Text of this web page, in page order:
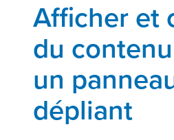
Afficher et
du
un
dépliant